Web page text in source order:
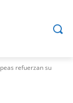
refuerzan su